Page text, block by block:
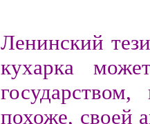
Ленинский
кухарка
похоже, своей